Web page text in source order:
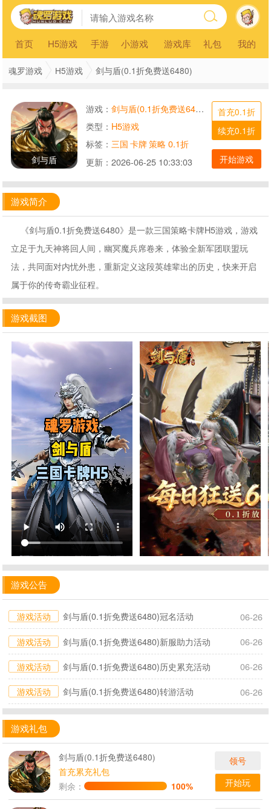
首页 H5游戏 手游 小游戏 游戏库 礼包 我的
魂罗游戏 H5游戏 剑与盾(0.1折免费送6480)
剑与盾
游戏： 剑与盾(0.1折免费送6480)
类型： H5游戏
标签： 三国卡牌策略0.1折
更新： 2026-06-25 10:33:03
首充0.1折
续充0.1折
开始游戏
游戏简介
《剑与盾0.1折免费送6480》是一款三国策略卡牌H5游戏，游戏
立足于九天神将回人间，幽冥魔兵席卷来，体验全新军团联盟玩
法，共同面对内忧外患，重新定义这段英雄辈出的历史，快来开启
属于你的传奇霸业征程。
游戏截图
游戏公告
游戏活动 剑与盾(0.1折免费送6480)冠名活动
06-26
游戏活动
剑与盾(0.1折免费送6480)新服助力活动
06-26
游戏活动
剑与盾(0.1折免费送6480)历史累充活动
06-26
游戏活动
剑与盾(0.1折免费送6480)转游活动 06-26
游戏礼包
剑与盾(0.1折免费送6480)
首充累充礼包
剩余：
100%
领号
开始玩